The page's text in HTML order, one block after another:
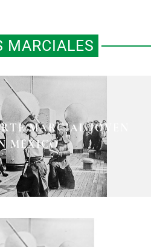
MARCIALES
MARCIAL JOVEN
MÉXICO